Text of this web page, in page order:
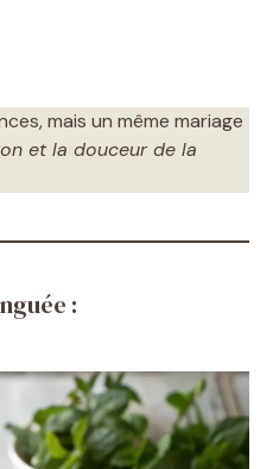
mais un même mariage
et la douceur de la
: